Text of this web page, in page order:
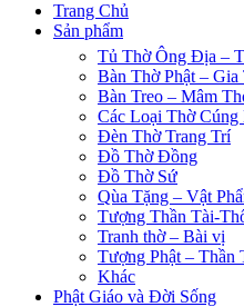
Trang Chủ
Sản phẩm
Tủ Thờ Ông Địa –
Bàn Thờ Phật – Gia
Bàn Treo – Mâm
Các Loại Thờ Cúng
Đèn Thờ Trang Trí
Đồ Thờ Đồng
Đồ Thờ Sứ
Qùa Tặng – Vật
Tượng Thần Tài-
Tranh thờ – Bài vị
Tượng Phật – Thần
Khác
Phật Giáo và Đời Sống